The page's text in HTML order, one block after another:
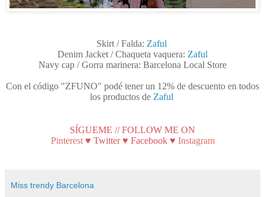
Skirt / Falda: Zaful
Denim Jacket / Chaqueta vaquera: Zaful
Navy cap / Gorra marinera: Barcelona Local Store
Con el código "ZFUNO" podé tener un 12% de descuento en todos
los productos de Zaful
SÍGUEME // FOLLOW ME ON
Pinterest ♥ Twitter ♥ Facebook ♥ Instagram
Miss trendy Barcelona